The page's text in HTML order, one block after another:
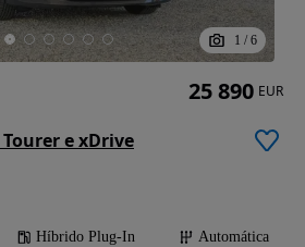
1 / 6
e xDrive
Híbrido Plug-In
Automática
25 890 EUR